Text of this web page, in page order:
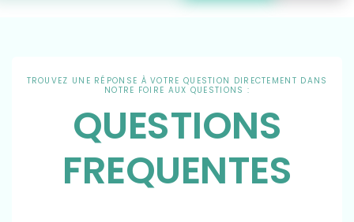
TROUVEZ UNE RÉPONSE À VOTRE QUESTION DIRECTEMENT DANS
NOTRE FOIRE AUX QUESTIONS :
QUESTIONS
FREQUENTES